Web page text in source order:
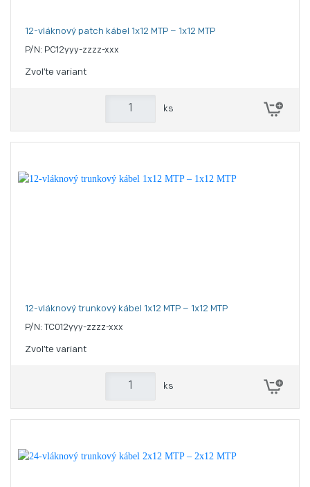
12-vláknový patch kábel 1x12 MTP – 1x12 MTP
P/N: PC12yyy-zzzz-xxx
Zvoľte variant
ks
12-vláknový trunkový kábel 1x12 MTP – 1x12 MTP
P/N: TC012yyy-zzzz-xxx
Zvoľte variant
ks